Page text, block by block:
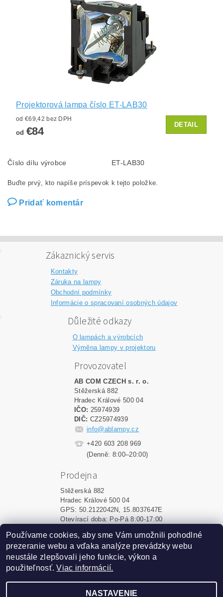
Projektorová lampa číslo ET-LAB30
od €69,42 bez DPH
od €84
DETAIL
Číslo dílu výrobce ET-LAB30
Buďte prvý, kto napíše príspevok k tejto položke.
Pridať komentár
Zákaznický servis
Kontakty
Záruka na lampy
Obchodní podmínky
Informácie o spracovaní osobných údajov
Důležité odkazy
O lampách a výrobcích
Výměna lampy v projektoru
Provozovatel
AB COM CZECH s. r. o.
Stěžerská 882
Hradec Králové 500 04
IČO: 25974939
DIČ: CZ25974939
info@ablampy.cz
+420 603 208 969
(Denně: 8:00–20:00)
Prodejna
Stěžerská 882
Hradec Králové 500 04
GPS: 50.2122042N, 15.8037647E
Otevírací doba: Po-Pá 8:00-17:00
Shoptet.sk MôjPrvýEshop.sk
Vytvoril Shoptet
Používame cookies, aby sme Vám umožnili pohodlné
prezeranie webu a vďaka analýze prevádzky webu
neustále zlepšovali jeho funkcie, výkon a
použiteľnosť.Viac informácií.
NASTAVENIE